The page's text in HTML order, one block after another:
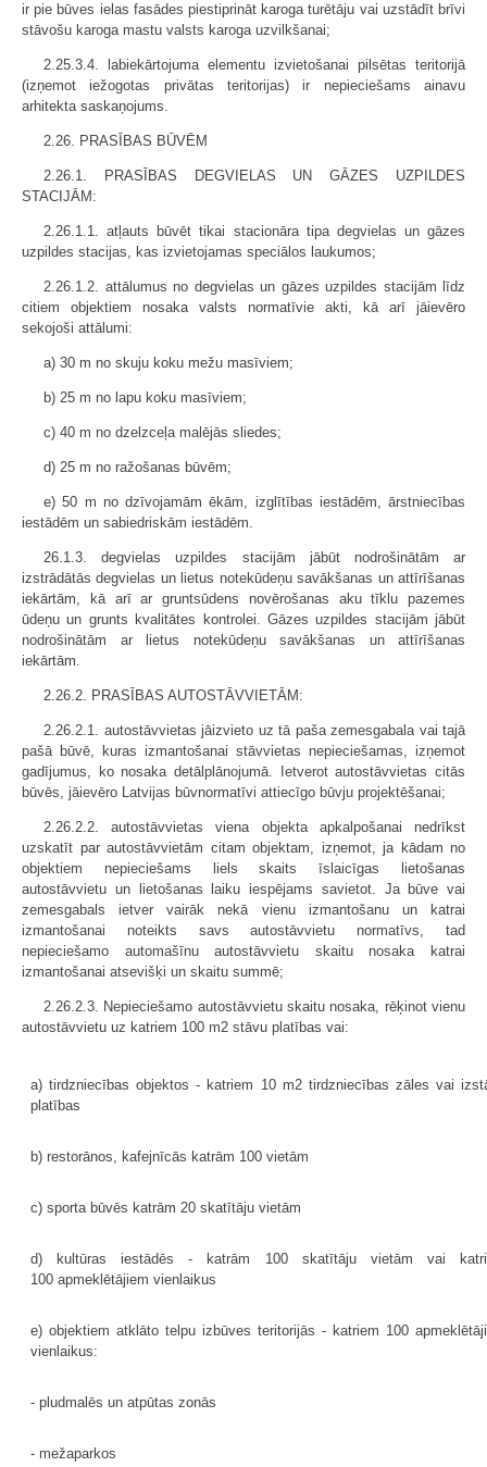
ir pie būves ielas fasādes piestiprināt karoga turētāju vai uzstādīt brīvi
stāvošu karoga mastu valsts karoga uzvilkšanai;
2.25.3.4. labiekārtojuma elementu izvietošanai pilsētas teritorijā
(izņemot iežogotas privātas teritorijas) ir nepieciešams ainavu
arhitekta saskaņojums.
2.26. PRASĪBAS BŪVĒM
2.26.1. PRASĪBAS DEGVIELAS UN GĀZES UZPILDES
STACIJĀM:
2.26.1.1. atļauts būvēt tikai stacionāra tipa degvielas un gāzes
uzpildes stacijas, kas izvietojamas speciālos laukumos;
2.26.1.2. attālumus no degvielas un gāzes uzpildes stacijām līdz
citiem objektiem nosaka valsts normatīvie akti, kā arī jāievēro
sekojoši attālumi:
a) 30 m no skuju koku mežu masīviem;
b) 25 m no lapu koku masīviem;
c) 40 m no dzelzceļa malējās sliedes;
d) 25 m no ražošanas būvēm;
e) 50 m no dzīvojamām ēkām, izglītības iestādēm, ārstniecības
iestādēm un sabiedriskām iestādēm.
26.1.3. degvielas uzpildes stacijām jābūt nodrošinātām ar
izstrādātās degvielas un lietus notekūdeņu savākšanas un attīrīšanas
iekārtām, kā arī ar gruntsūdens novērošanas aku tīklu pazemes
ūdeņu un grunts kvalitātes kontrolei. Gāzes uzpildes stacijām jābūt
nodrošinātām ar lietus notekūdeņu savākšanas un attīrīšanas
iekārtām.
2.26.2. PRASĪBAS AUTOSTĀVVIETĀM:
2.26.2.1. autostāvvietas jāizvieto uz tā paša zemesgabala vai tajā
pašā būvē, kuras izmantošanai stāvvietas nepieciešamas, izņemot
gadījumus, ko nosaka detālplānojumā. Ietverot autostāvvietas citās
būvēs, jāievēro Latvijas būvnormatīvi attiecīgo būvju projektēšanai;
2.26.2.2. autostāvvietas viena objekta apkalpošanai nedrīkst
uzskatīt par autostāvvietām citam objektam, izņemot, ja kādam no
objektiem nepieciešams liels skaits īslaicīgas lietošanas
autostāvvietu un lietošanas laiku iespējams savietot. Ja būve vai
zemesgabals ietver vairāk nekā vienu izmantošanu un katrai
izmantošanai noteikts savs autostāvvietu normatīvs, tad
nepieciešamo automašīnu autostāvvietu skaitu nosaka katrai
izmantošanai atsevišķi un skaitu summē;
2.26.2.3. Nepieciešamo autostāvvietu skaitu nosaka, rēķinot vienu
autostāvvietu uz katriem 100 m2 stāvu platības vai:
a) tirdzniecības objektos - katriem 10 m2 tirdzniecības zāles vai
platības
b) restorānos, kafejnīcās katrām 100 vietām
c) sporta būvēs katrām 20 skatītāju vietām
d) kultūras iestādēs - katrām 100 skatītāju vietām vai
100 apmeklētājiem vienlaikus
e) objektiem atklāto telpu izbūves teritorijās - katriem 100
vienlaikus:
- pludmalēs un atpūtas zonās
- mežaparkos